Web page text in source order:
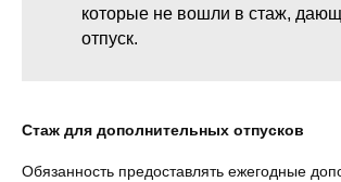
которые не вошли в стаж,
отпуск.
Стаж для дополнительных отпусков
Обязанность предоставлять ежегодные